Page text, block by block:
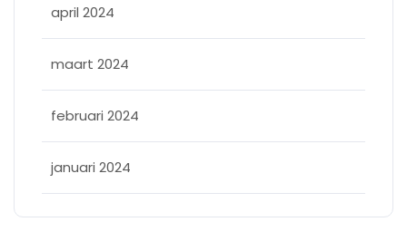
april 2024
maart 2024
februari 2024
januari 2024